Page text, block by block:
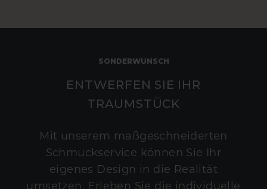
SONDERWUNSCH
ENTWERFEN SIE IHR
TRAUMSTÜCK
Mit unserem maßgeschneiderten
Schmuckservice können Sie Ihr
eigenes Design in die Realität
umsetzen. Erleben Sie die individuelle